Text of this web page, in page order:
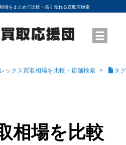
場をまとめて比較・高く売れる買取店検索
場を調べる
取相場を調べる
法
ックス買取相場を比較・店舗検索 タ
相場を比較